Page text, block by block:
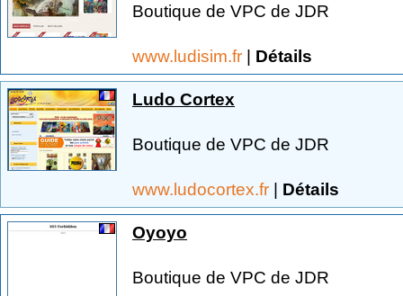
Boutique de VPC de JDR
www.ludisim.fr | Détails
Ludo Cortex
Boutique de VPC de JDR
www.ludocortex.fr | Détails
Oyoyo
Boutique de VPC de JDR